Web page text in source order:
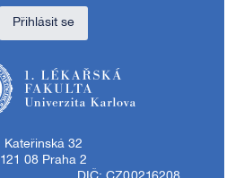
Přihlásit se
Kateřinská 32
121 08 Praha 2